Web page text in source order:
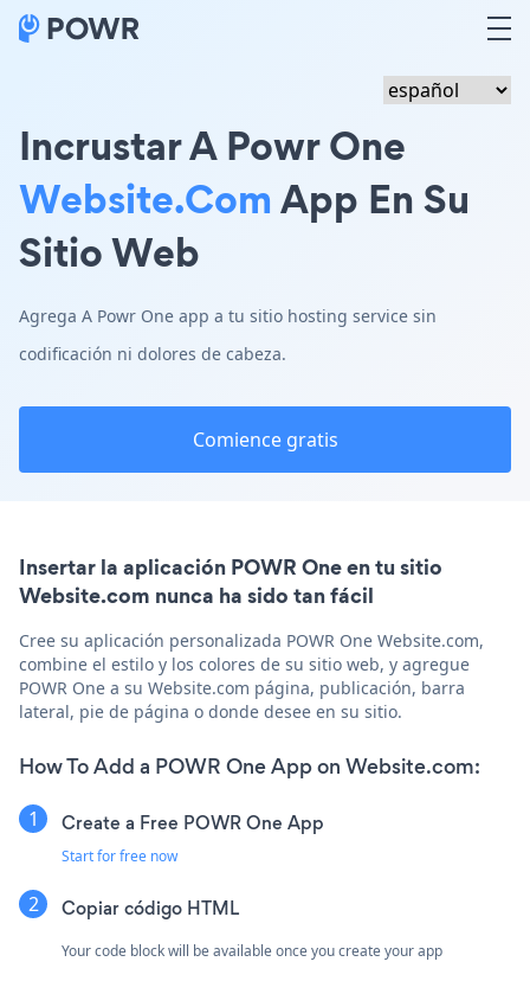
Incrustar A Powr One
Website.comApp En Su
Sitio Web
Agrega A Powr One app a tu sitio hosting service sin
codificación ni dolores de cabeza.
Comience gratis
Insertar la aplicación POWR One en tu sitio
Website.com nunca ha sido tan fácil
Cree su aplicación personalizada POWR One Website.com,
combine el estilo y los colores de su sitio web, y agregue
POWR One a su Website.com página, publicación, barra
lateral, pie de página o donde desee en su sitio.
How To Add a POWR One App on Website.com:
Create a Free POWR One App
Start for free now
Copiar código HTML
Your code block will be available once you create your app